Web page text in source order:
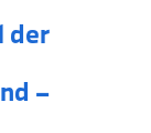
der
–